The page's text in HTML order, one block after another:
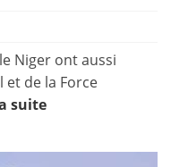
Niger ont aussi
et de la Force
suite